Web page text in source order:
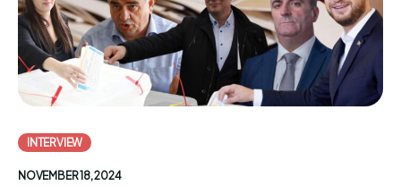
INTERVIEW
NOVEMBER 18, 2024